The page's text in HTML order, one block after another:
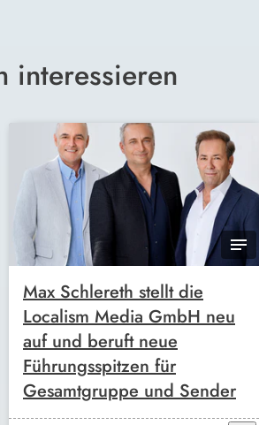
interessieren
Max Schlereth stellt die
Localism Media GmbH neu
auf und beruft neue
Führungsspitzen für
Gesamtgruppe und Sender